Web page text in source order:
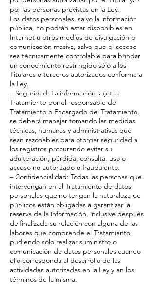
por las personas previstas en la Ley.
Los datos personales, salvo la información
pública, no podrán estar disponibles en
Internet u otros medios de divulgación o
comunicación masiva, salvo que el acceso
sea técnicamente controlable para brindar
un conocimiento restringido sólo a los
Titulares o terceros autorizados conforme a
la Ley.
– Seguridad: La información sujeta a
Tratamiento por el responsable del
Tratamiento o Encargado del Tratamiento,
se deberá manejar tomando las medidas
técnicas, humanas y administrativas que
sean razonables para otorgar seguridad a
los registros procurando evitar su
adulteración, pérdida, consulta, uso o
acceso no autorizado o fraudulento.
– Confidencialidad: Todas las personas que
intervengan en el Tratamiento de datos
personales que no tengan la naturaleza de
públicos están obligadas a garantizar la
reserva de la información, inclusive después
de finalizada su relación con alguna de las
labores que comprende el Tratamiento,
pudiendo sólo realizar suministro o
comunicación de datos personales cuando
ello corresponda al desarrollo de las
actividades autorizadas en la Ley y en los
términos de la misma.